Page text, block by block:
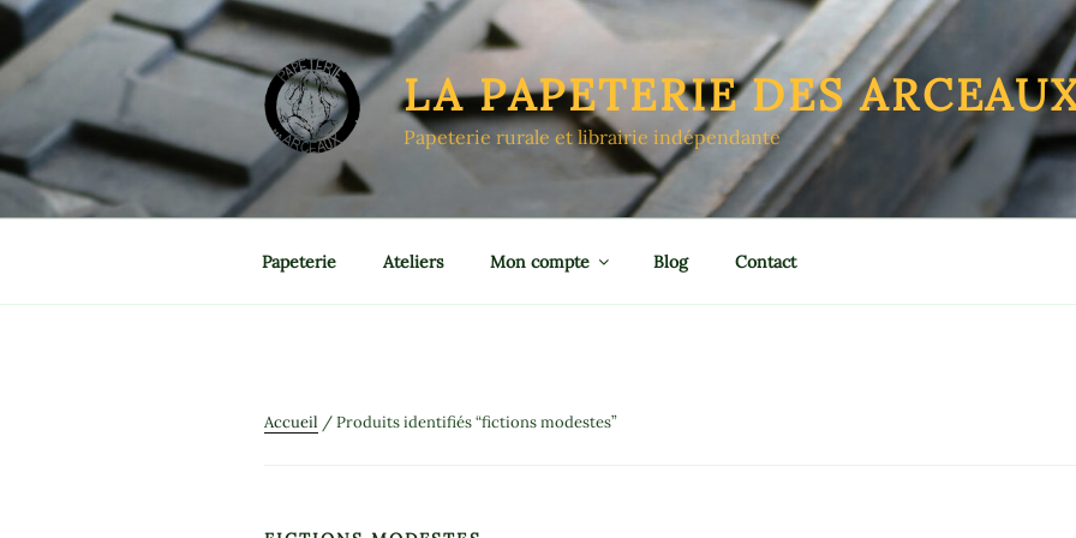
Aller
au
contenu
LA PAPETERIE DES
Papeterie rurale et librairie indépendante
Papeterie Ateliers Mon compte Blog Contact
Accueil / Produits identifiés “fictions modestes”